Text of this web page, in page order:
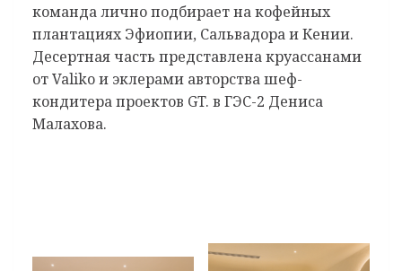
команда лично подбирает на кофейных
плантациях Эфиопии, Сальвадора и Кении.
Десертная часть представлена круассанами
от Valiko и эклерами авторства шеф-
кондитера проектов GT. в ГЭС-2 Дениса
Малахова.